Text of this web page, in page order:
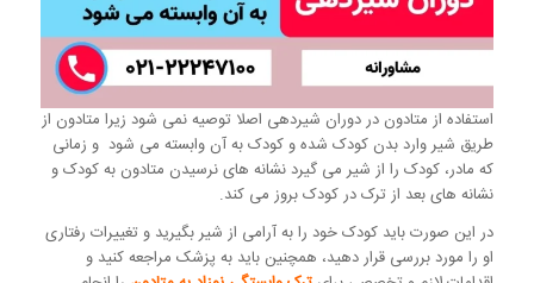
استفاده از متادون در دوران شیردهی اصلا توصیه نمی شود زیرا متادون از
طریق شیر وارد بدن کودک شده و کودک به آن وابسته می شود و زمانی
که مادر، کودک را از شیر می گیرد نشانه های نرسیدن متادون به کودک و
نشانه های بعد از ترک در کودک بروز می کند.
در این صورت باید کودک خود را به آرامی از شیر بگیرید و تغییرات رفتاری
او را مورد بررسی قرار دهید، همچنین باید به پزشک مراجعه کنید و